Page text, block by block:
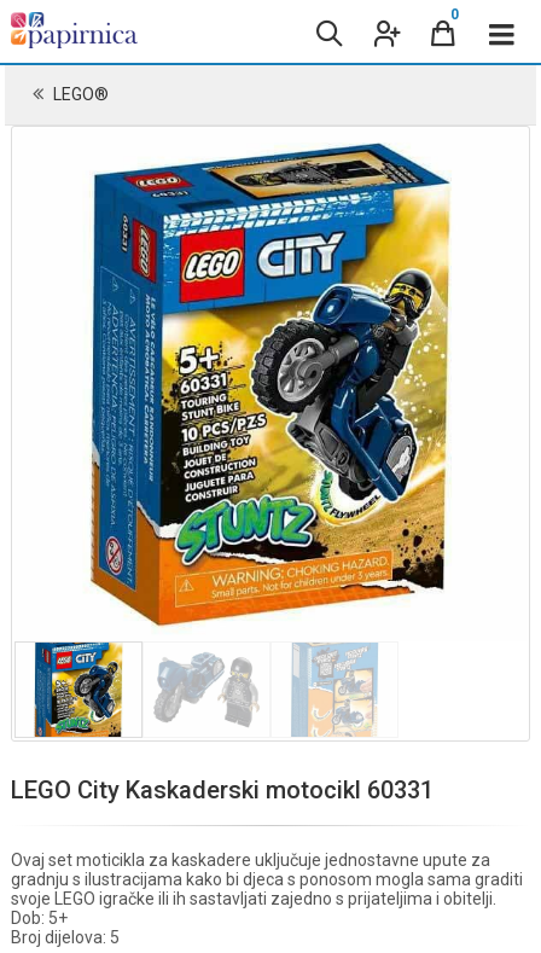
0
LEGO®
LEGO City Kaskaderski motocikl 60331
Ovaj set moticikla za kaskadere uključuje jednostavne upute za
gradnju s ilustracijama kako bi djeca s ponosom mogla sama graditi
svoje LEGO igračke ili ih sastavljati zajedno s prijateljima i obitelji.
Dob: 5+
Broj dijelova: 5